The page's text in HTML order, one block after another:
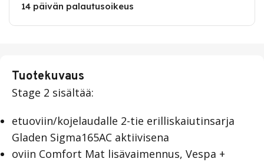
14 päivän palautusoikeus
Tuotekuvaus
Stage 2 sisältää:
etuoviin/kojelaudalle 2-tie erilliskaiutinsarja
Gladen Sigma165AC aktiivisena
oviin Comfort Mat lisävaimennus, Vespa +